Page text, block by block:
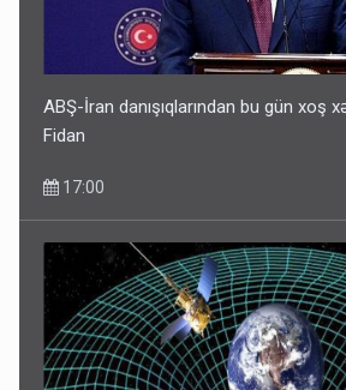
ABŞ-İran danışıqlarından bu gün xoş
Fidan
17:00